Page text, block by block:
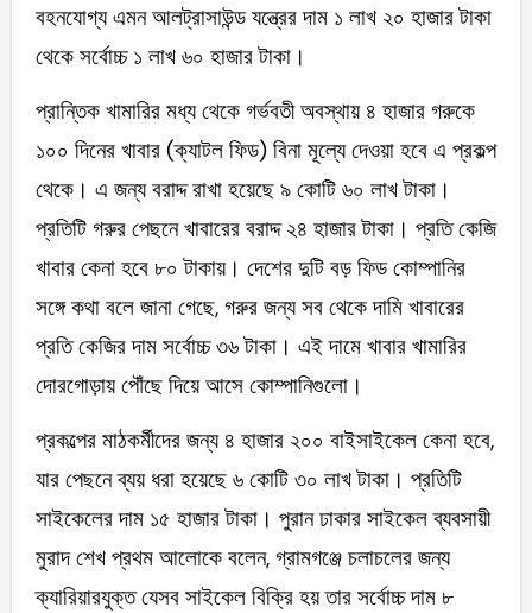
বহনযোগ্য এমন আলট্রাসাউন্ড যন্ত্রের দাম ১ লাখ ২০ হাজার টাকা
থেকে সর্বোচ্চ ১ লাখ ৬০ হাজার টাকা।
প্রান্তিক খামারির মধ্য থেকে গর্ভবতী অবস্থায় ৪ হাজার গরুকে
১০০ দিনের খাবার (ক্যাটল ফিড) বিনা মূল্যে দেওয়া হবে এ প্রকল্প
থেকে। এ জন্য বরাদ্দ রাখা হয়েছে ৯ কোটি ৬০ লাখ টাকা।
প্রতিটি গরুর পেছনে খাবারের বরাদ্দ ২৪ হাজার টাকা। প্রতি কেজি
খাবার কেনা হবে ৮০ টাকায়। দেশের দুটি বড় ফিড কোম্পানির
সঙ্গে কথা বলে জানা গেছে, গরুর জন্য সব থেকে দামি খাবারের
প্রতি কেজির দাম সর্বোচ্চ ৩৬ টাকা। এই দামে খাবার খামারির
দোরগোড়ায় পৌঁছে দিয়ে আসে কোম্পানিগুলো।
প্রকল্পের মাঠকর্মীদের জন্য ৪ হাজার ২০০ বাইসাইকেল কেনা হবে,
যার পেছনে ব্যয় ধরা হয়েছে ৬ কোটি ৩০ লাখ টাকা। প্রতিটি
সাইকেলের দাম ১৫ হাজার টাকা। পুরান ঢাকার সাইকেল ব্যবসায়ী
মুরাদ শেখ প্রথম আলোকে বলেন, গ্রামগঞ্জে চলাচলের জন্য
ক্যারিয়ারযুক্ত যেসব সাইকেল বিক্রি হয় তার সর্বোচ্চ দাম ৮